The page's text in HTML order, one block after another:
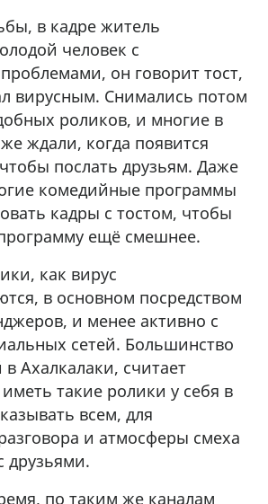
в кадре житель
человек с
он говорит тост,
вирусным. Снимались потом
роликов, и многие в
ждали, когда появится
послать друзьям. Даже
комедийные программы
кадры с тостом, чтобы
ещё смешнее.
как вирус
в основном посредством
и менее активно с
сетей. Большинство
Ахалкалаки, считает
такие ролики у себя в
всем, для
и атмосферы смеха
друзьями.
по таким же каналам